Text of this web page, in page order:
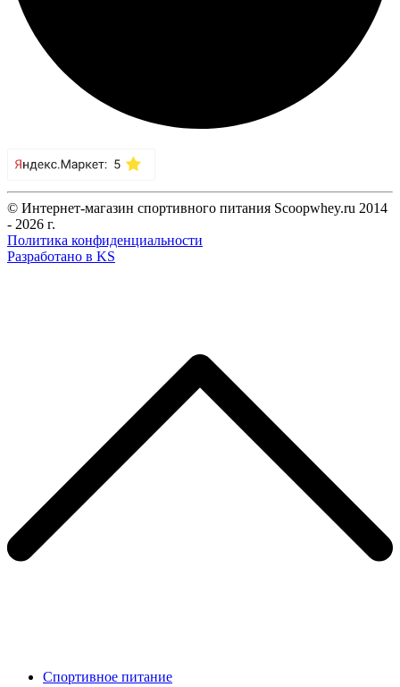
© Интернет-магазин спортивного питания Scoopwhey.ru 2014
- 2026 г.
Политика конфиденциальности
Разработано в KS
Спортивное питание